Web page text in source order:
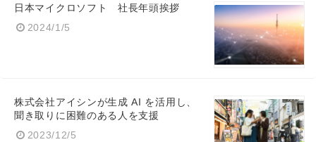
日本マイクロソフト 社長年頭挨拶
2024/1/5
株式会社アイシンが生成 AI を活用し、
聞き取りに困難のある人を支援
2023/12/5